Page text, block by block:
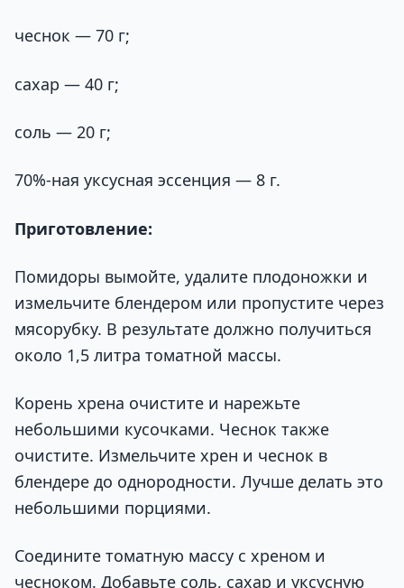
чеснок — 70 г;
сахар — 40 г;
соль — 20 г;
70%-ная уксусная эссенция — 8 г.
Приготовление:
Помидоры вымойте, удалите плодоножки и
измельчите блендером или пропустите через
мясорубку. В результате должно получиться
около 1,5 литра томатной массы.
Корень хрена очистите и нарежьте
небольшими кусочками. Чеснок также
очистите. Измельчите хрен и чеснок в
блендере до однородности. Лучше делать это
небольшими порциями.
Соедините томатную массу с хреном и
чесноком. Добавьте соль, сахар и уксусную